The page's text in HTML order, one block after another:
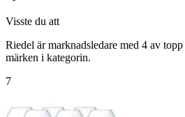
Visste du att
Riedel är marknadsledare med 4 av
märken i kategorin.
7